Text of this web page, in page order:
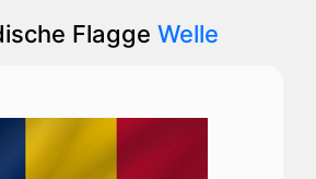
FlaggeWelle